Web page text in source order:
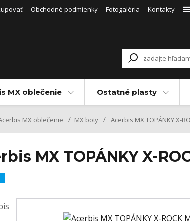
Obchodné podmienky Fotogaléria Kontakty
MX oblečenie Ostatné plasty
MX oblečenie MX boty Acerbis MX TOPÁNKY X-
MX TOPÁNKY X-